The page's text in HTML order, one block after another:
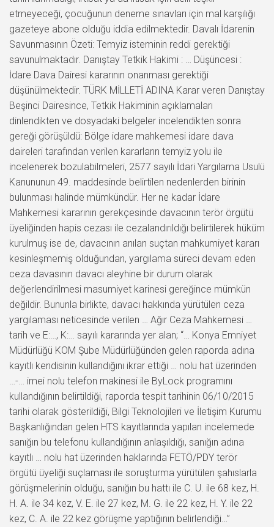
etmeyeceği, çocuğunun deneme sınavları için mal karşılığı
gazeteye abone olduğu iddia edilmektedir. Davalı İdarenin
Savunmasının Özeti: Temyiz isteminin reddi gerektiği
savunulmaktadır. Danıştay Tetkik Hakimi : … Düşüncesi :
İdare Dava Dairesi kararının onanması gerektiği
düşünülmektedir. TÜRK MİLLETİ ADINA Karar veren Danıştay
Beşinci Dairesince, Tetkik Hakiminin açıklamaları
dinlendikten ve dosyadaki belgeler incelendikten sonra
gereği görüşüldü: Bölge idare mahkemesi idare dava
daireleri tarafından verilen kararların temyiz yolu ile
incelenerek bozulabilmeleri, 2577 sayılı İdari Yargılama Usulü
Kanununun 49. maddesinde belirtilen nedenlerden birinin
bulunması halinde mümkündür. Her ne kadar İdare
Mahkemesi kararının gerekçesinde davacının terör örgütü
üyeliğinden hapis cezası ile cezalandırıldığı belirtilerek hüküm
kurulmuş ise de, davacının anılan suçtan mahkumiyet kararı
kesinleşmemiş olduğundan, yargılama süreci devam eden
ceza davasının davacı aleyhine bir durum olarak
değerlendirilmesi masumiyet karinesi gereğince mümkün
değildir. Bununla birlikte, davacı hakkında yürütülen ceza
yargılaması neticesinde verilen … Ağır Ceza Mahkemesi …
tarih ve E:…, K:… sayılı kararında yer alan; “… Konya Emniyet
Müdürlüğü KOM Şube Müdürlüğünden gelen raporda adına
kayıtlı kendisinin kullandığını ikrar ettiği … nolu hat üzerinden
…-… imei nolu telefon makinesi ile ByLock programını
kullandığının belirtildiği, raporda tespit tarihinin 06/10/2015
tarihi olarak gösterildiği, Bilgi Teknolojileri ve İletişim Kurumu
Başkanlığından gelen HTS kayıtlarında yapılan incelemede
sanığın bu telefonu kullandığının anlaşıldığı, sanığın adına
kayıtlı … nolu hat üzerinden haklarında FETÖ/PDY terör
örgütü üyeliği suçlaması ile soruşturma yürütülen şahıslarla
görüşmelerinin olduğu, sanığın bu hattı ile C. U. ile 68 kez, H.
H. A. ile 34 kez, V. E. ile 27 kez, M. G. ile 22 kez, H. Y. ile 22
kez, C. A. ile 22 kez görüşme yaptığının belirlendiği…”